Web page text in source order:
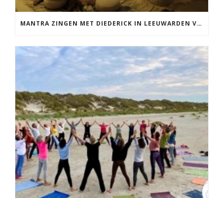
MANTRA ZINGEN MET DIEDERICK IN LEEUWARDEN VRIJDAG 12 JUNI KIRTAN